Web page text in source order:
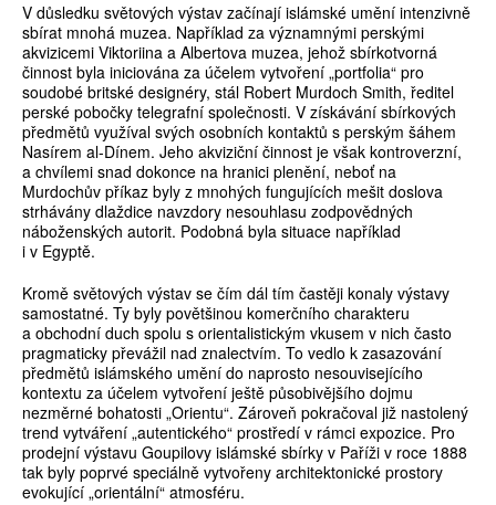
V důsledku světových výstav začínají islámské umění intenzivně
sbírat mnohá muzea. Například za významnými perskými
akvizicemi Viktoriina a Albertova muzea, jehož sbírkotvorná
činnost byla iniciována za účelem vytvoření „portfolia“ pro
soudobé britské designéry, stál Robert Murdoch Smith, ředitel
perské pobočky telegrafní společnosti. V získávání sbírkových
předmětů využíval svých osobních kontaktů s perským šáhem
Nasírem al-Dínem. Jeho akviziční činnost je však kontroverzní,
a chvílemi snad dokonce na hranici plenění, neboť na
Murdochův příkaz byly z mnohých fungujících mešit doslova
strhávány dlaždice navzdory nesouhlasu zodpovědných
náboženských autorit. Podobná byla situace například
i v Egyptě.
Kromě světových výstav se čím dál tím častěji konaly výstavy
samostatné. Ty byly povětšinou komerčního charakteru
a obchodní duch spolu s orientalistickým vkusem v nich často
pragmaticky převážil nad znalectvím. To vedlo k zasazování
předmětů islámského umění do naprosto nesouvisejícího
kontextu za účelem vytvoření ještě působivějšího dojmu
nezměrné bohatosti „Orientu“. Zároveň pokračoval již nastolený
trend vytváření „autentického“ prostředí v rámci expozice. Pro
prodejní výstavu Goupilovy islámské sbírky v Paříži v roce 1888
tak byly poprvé speciálně vytvořeny architektonické prostory
evokující „orientální“ atmosféru.